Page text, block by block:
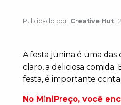
Publicado por: Creative Hut |
A festa junina é uma das
claro, a deliciosa comida.
festa, é importante
No MiniPreço, você